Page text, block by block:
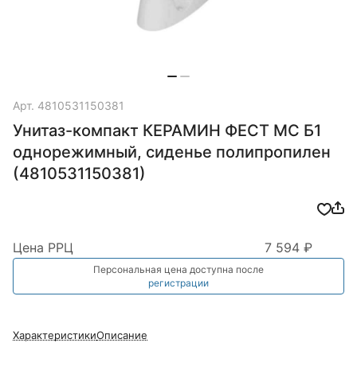
Арт. 4810531150381
Унитаз-компакт КЕРАМИН ФЕСТ МС Б1
однорежимный, сиденье полипропилен
(4810531150381)
Цена РРЦ 7 594 ₽
Персональная цена доступна после
регистрации
ХарактеристикиОписание